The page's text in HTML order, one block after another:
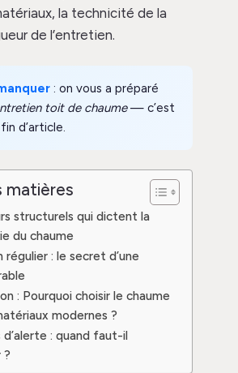
la technicité de la
de l’entretien.
: on vous a préparé
toit de chaume— c’est
d’article.
matières
structurels qui dictent la
du chaume
régulier : le secret d’une
: Pourquoi choisir le chaume
modernes ?
d’alerte : quand faut-il
?